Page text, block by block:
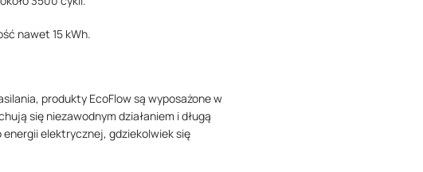
nawet 15 kWh.
produkty EcoFlow są wyposażone w
się niezawodnym działaniem i długą
elektrycznej, gdziekolwiek się